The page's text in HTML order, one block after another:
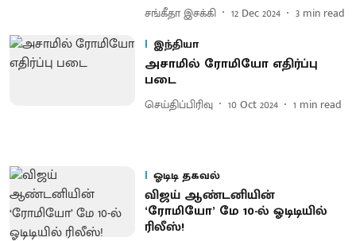
சங்கீதா இசக்கி 12 Dec 2024 3 min read
இந்தியா
அசாமில் ரோமியோ எதிர்ப்பு
படை
செய்திப்பிரிவு 10 Oct 2024 1 min read
ஓடிடி தகவல்
விஜய் ஆண்டனியின்
‘ரோமியோ’ மே 10-ல் ஓடிடியில்
ரிலீஸ்!